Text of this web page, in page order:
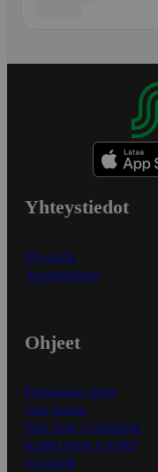
Yhteystiedot
Myymälät
Asiakaspalvelu
Ohjeet
Ensitilaajan ohjeet
Näin maksat
Näin tilaat ja muokkaat
Kaikki ohjeet ja vinkit
In English